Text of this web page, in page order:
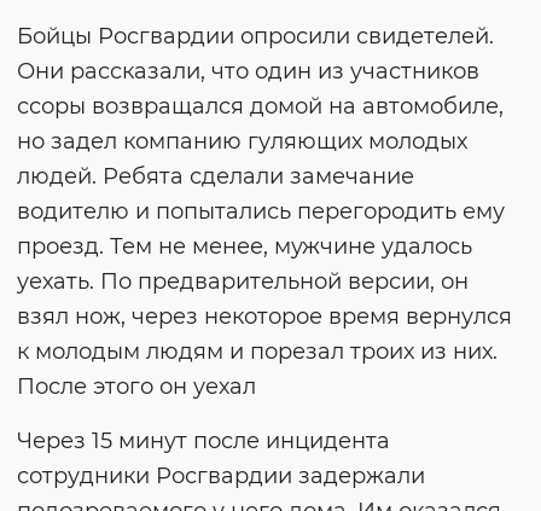
Бойцы Росгвардии опросили свидетелей.
Они рассказали, что один из участников
ссоры возвращался домой на автомобиле,
но задел компанию гуляющих молодых
людей. Ребята сделали замечание
водителю и попытались перегородить ему
проезд. Тем не менее, мужчине удалось
уехать. По предварительной версии, он
взял нож, через некоторое время вернулся
к молодым людям и порезал троих из них.
После этого он уехал
Через 15 минут после инцидента
сотрудники Росгвардии задержали